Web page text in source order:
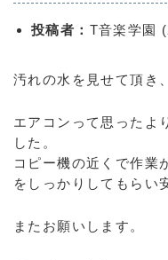
投稿者： T音楽学園
汚れの水を見せて頂き
エアコンって思ったよ
した。
コピー機の近くで作業
をしっかりしてもらい
またお願いします。